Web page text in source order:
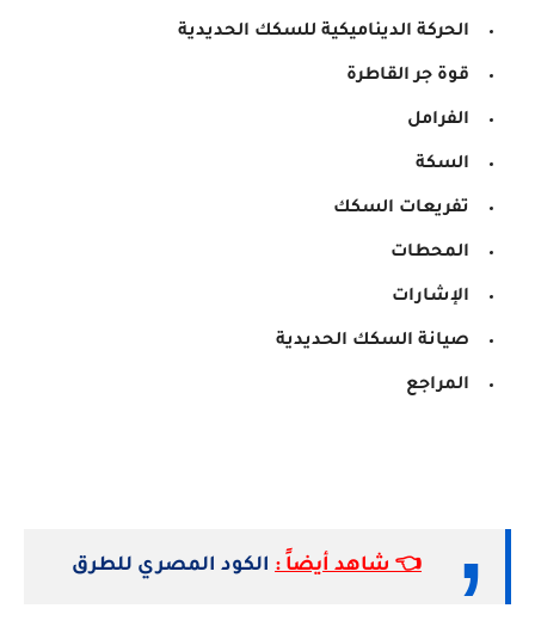
الحركة الديناميكية للسكك الحديدية
قوة جر القاطرة
الفرامل
السكة
تفريعات السكك
المحطات
الإشارات
صيانة السكك الحديدية
المراجع
👈 شاهد أيضاً : الكود المصري للطرق